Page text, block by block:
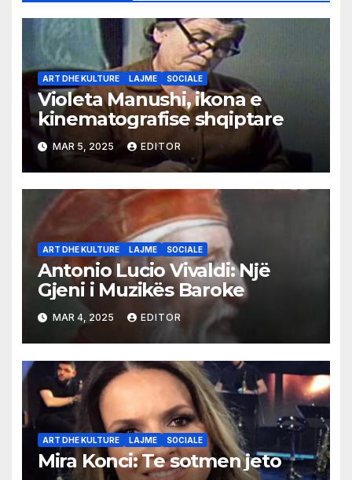
ART DHE KULTURE LAJME SOCIALE
Violeta Manushi, ikona e
kinematografise shqiptare
MAR 5, 2025 EDITOR
ART DHE KULTURE LAJME SOCIALE
Antonio Lucio Vivaldi: Një
Gjeni i Muzikës Baroke
MAR 4, 2025 EDITOR
ART DHE KULTURE LAJME SOCIALE
Mira Konci: Te sotmen jeto